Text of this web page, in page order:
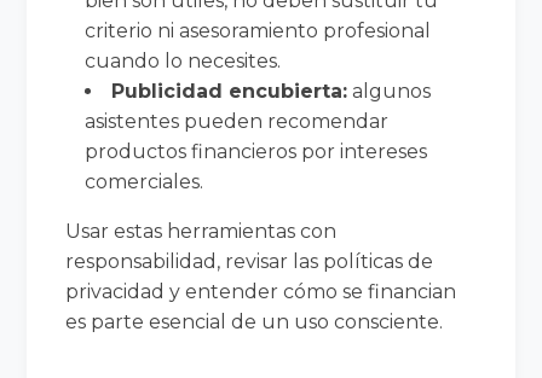
criterio ni asesoramiento profesional
cuando lo necesites.
Publicidad encubierta: algunos
asistentes pueden recomendar
productos financieros por intereses
comerciales.
Usar estas herramientas con
responsabilidad, revisar las políticas de
privacidad y entender cómo se financian
es parte esencial de un uso consciente.